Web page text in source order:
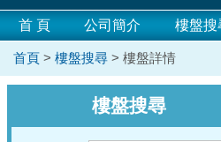
首 頁 公司簡介 樓盤搜
首頁 > 樓盤搜尋 > 樓盤詳情
樓盤搜尋